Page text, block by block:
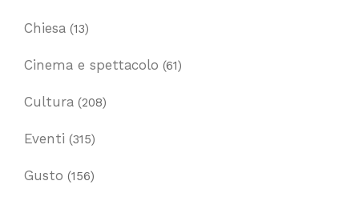
Chiesa (13)
Cinema e spettacolo (61)
Cultura (208)
Eventi (315)
Gusto (156)